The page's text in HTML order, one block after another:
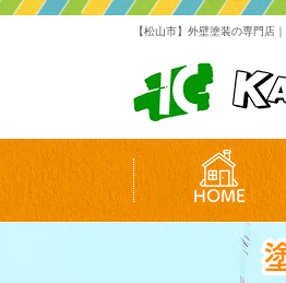
【松山市】外壁塗装の専門店
HOME